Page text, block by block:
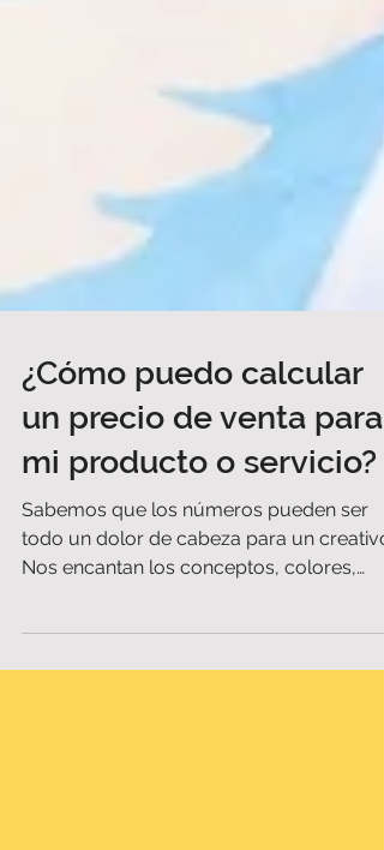
¿Cómo puedo calcular
un precio de venta para
mi producto o servicio?
Sabemos que los números pueden ser
todo un dolor de cabeza para un creativo.
diseño de producto, y...